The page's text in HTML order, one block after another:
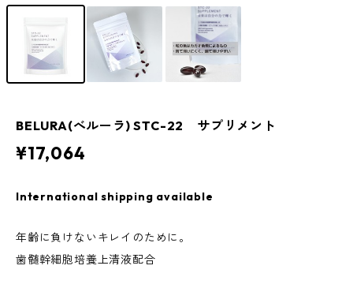
BELURA(べルーラ) STC-22 サプリメント
¥17,064
International shipping available
年齢に負けないキレイのために。
歯髄幹細胞培養上清液配合